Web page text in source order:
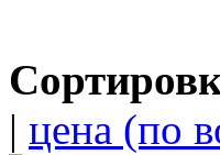
| цена (по